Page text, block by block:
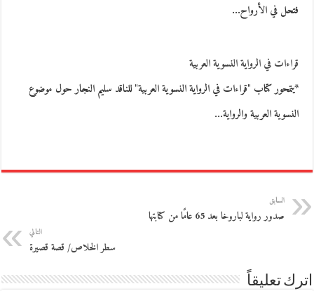
فتحل في الأرواح…
قراءات في الرواية النسوية العربية
*يتمحور كتاب "قراءات في الرواية النسوية العربية" للناقد سليم النجار حول موضوع
النسوية العربية والرواية…
السابق
صدور رواية لباروخا بعد 65 عامًا من كتابتها
التالي
سطر الخلاص/ قصة قصيرة
اترك تعليقاً